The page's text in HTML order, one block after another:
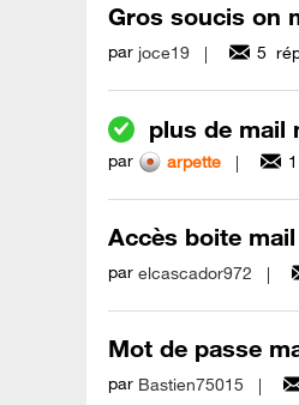
Gros soucis on
par joce19 5
plus de mail
par arpette
Accès boite
par elcascador972
Mot de passe
par Bastien75015